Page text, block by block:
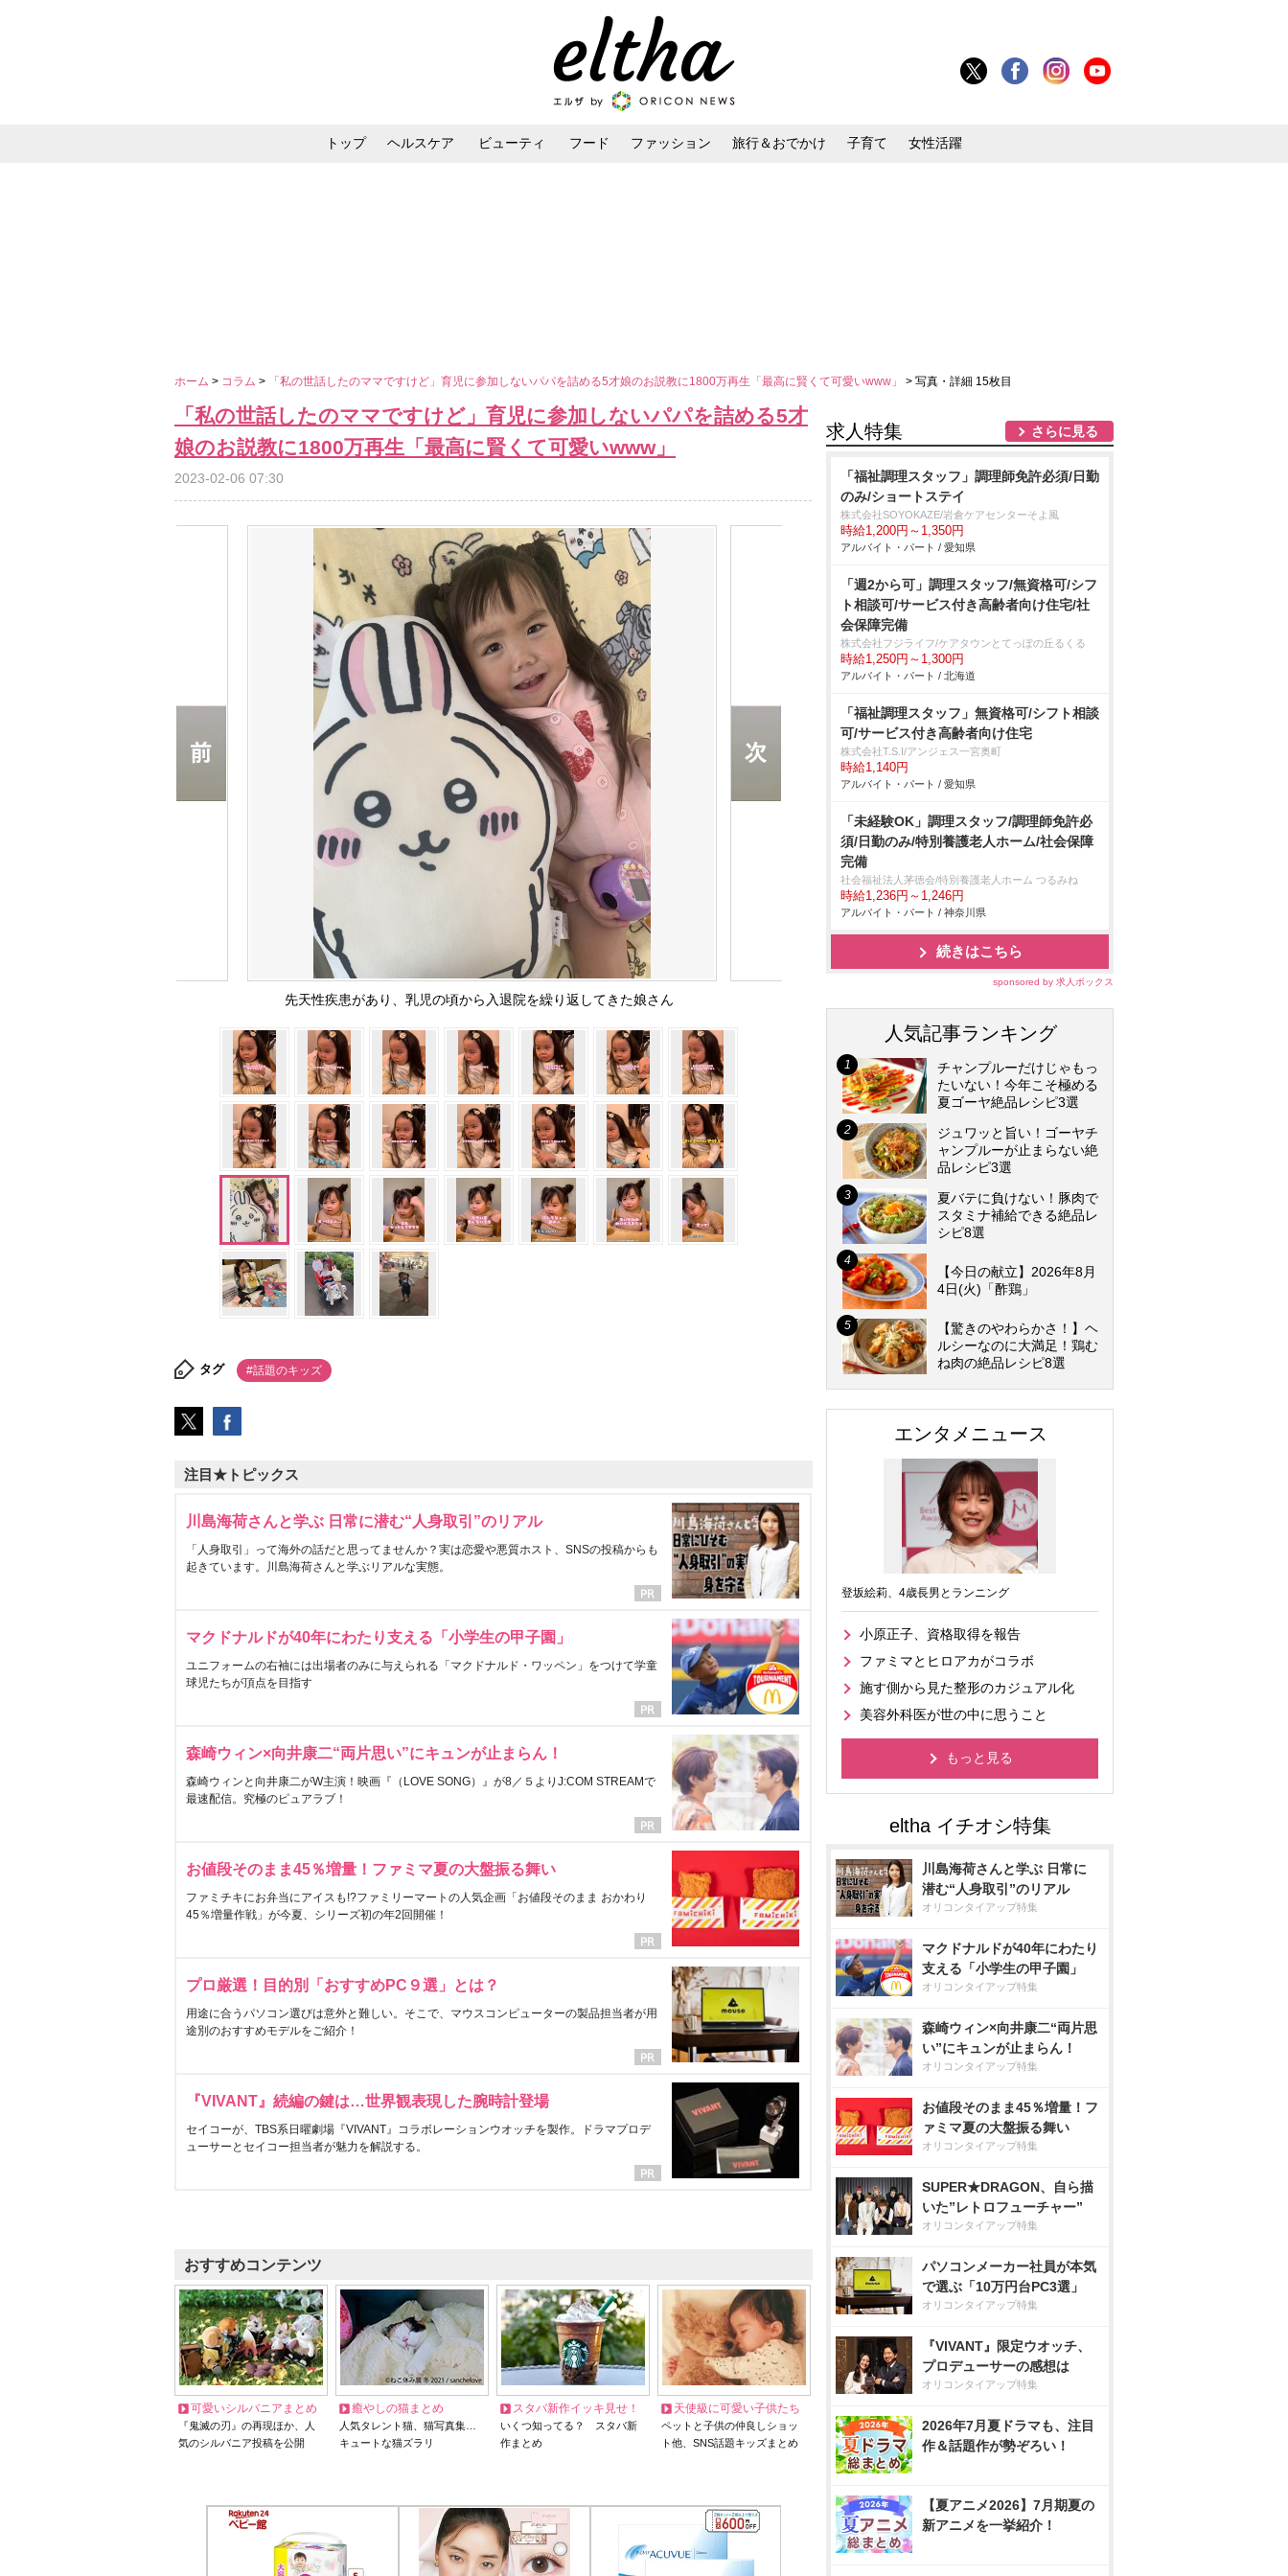
トップ ヘルスケア ビューティ フード ファッション 旅行＆おでかけ 子育て 女性活躍
ホーム > コラム > 「私の世話したのママですけど」育児に参加しないパパを詰める5才娘のお説教に1800万再生「最高に賢くて可愛いwww」 > 写真・詳細 15枚目
「私の世話したのママですけど」育児に参加しないパパを詰める5才
娘のお説教に1800万再生「最高に賢くて可愛いwww」
2023-02-06 07:30
先天性疾患があり、乳児の頃から入退院を繰り返してきた娘さん
タグ #話題のキッズ
注目★トピックス
川島海荷さんと学ぶ 日常に潜む“人身取引”のリアル
「人身取引」って海外の話だと思ってませんか？実は恋愛や悪質ホスト、SNSの投稿からも
起きています。川島海荷さんと学ぶリアルな実態。
マクドナルドが40年にわたり支える「小学生の甲子園」
ユニフォームの右袖には出場者のみに与えられる「マクドナルド・ワッペン」をつけて学童
球児たちが頂点を目指す
森崎ウィン×向井康二“両片思い”にキュンが止まらん！
森崎ウィンと向井康二がW主演！映画『（LOVE SONG）』が8／５よりJ:COM STREAMで
最速配信。究極のピュアラブ！
お値段そのまま45％増量！ファミマ夏の大盤振る舞い
ファミチキにお弁当にアイスも!?ファミリーマートの人気企画「お値段そのまま おかわり
45％増量作戦」が今夏、シリーズ初の年2回開催！
プロ厳選！目的別「おすすめPC９選」とは？
用途に合うパソコン選びは意外と難しい。そこで、マウスコンピューターの製品担当者が用
途別のおすすめモデルをご紹介！
『VIVANT』続編の鍵は…世界観表現した腕時計登場
セイコーが、TBS系日曜劇場『VIVANT』コラボレーションウオッチを製作。ドラマプロデ
ューサーとセイコー担当者が魅力を解説する。
おすすめコンテンツ
可愛いシルバニアまとめ
『鬼滅の刃』の再現ほか、人
気のシルバニア投稿を公開
癒やしの猫まとめ
人気タレント猫、猫写真集…
キュートな猫ズラリ
スタバ新作イッキ見せ！
いくつ知ってる？ スタバ新
作まとめ
天使級に可愛い子供たち
ペットと子供の仲良しショッ
ト他、SNS話題キッズまとめ
求人特集 さらに見る
「福祉調理スタッフ」調理師免許必須/日勤
のみ/ショートステイ
株式会社SOYOKAZE/岩倉ケアセンターそよ風
時給1,200円～1,350円
アルバイト・パート / 愛知県
「週2から可」調理スタッフ/無資格可/シフ
ト相談可/サービス付き高齢者向け住宅/社
会保障完備
株式会社フジライフ/ケアタウンとてっぽの丘るくる
時給1,250円～1,300円
アルバイト・パート / 北海道
「福祉調理スタッフ」無資格可/シフト相談
可/サービス付き高齢者向け住宅
株式会社T.S.I/アンジェス一宮奥町
時給1,140円
アルバイト・パート / 愛知県
「未経験OK」調理スタッフ/調理師免許必
須/日勤のみ/特別養護老人ホーム/社会保障
完備
社会福祉法人茅徳会/特別養護老人ホーム つるみね
時給1,236円～1,246円
アルバイト・パート / 神奈川県
続きはこちら
sponsored by 求人ボックス
人気記事ランキング
チャンプルーだけじゃもっ
たいない！今年こそ極める
夏ゴーヤ絶品レシピ3選
ジュワッと旨い！ゴーヤチ
ャンプルーが止まらない絶
品レシピ3選
夏バテに負けない！豚肉で
スタミナ補給できる絶品レ
シピ8選
【今日の献立】2026年8月
4日(火)「酢鶏」
【驚きのやわらかさ！】ヘ
ルシーなのに大満足！鶏む
ね肉の絶品レシピ8選
エンタメニュース
登坂絵莉、4歳長男とランニング
小原正子、資格取得を報告
ファミマとヒロアカがコラボ
施す側から見た整形のカジュアル化
美容外科医が世の中に思うこと
もっと見る
川島海荷さんと学ぶ 日常に
潜む“人身取引”のリアル
オリコンタイアップ特集
マクドナルドが40年にわたり
支える「小学生の甲子園」
オリコンタイアップ特集
森崎ウィン×向井康二“両片思
い”にキュンが止まらん！
オリコンタイアップ特集
お値段そのまま45％増量！フ
ァミマ夏の大盤振る舞い
オリコンタイアップ特集
SUPER★DRAGON、自ら描
いた”レトロフューチャー”
オリコンタイアップ特集
パソコンメーカー社員が本気
で選ぶ「10万円台PC3選」
オリコンタイアップ特集
『VIVANT』限定ウオッチ、
プロデューサーの感想は
オリコンタイアップ特集
2026年7月夏ドラマも、注目
作＆話題作が勢ぞろい！
【夏アニメ2026】7月期夏の
新アニメを一挙紹介！